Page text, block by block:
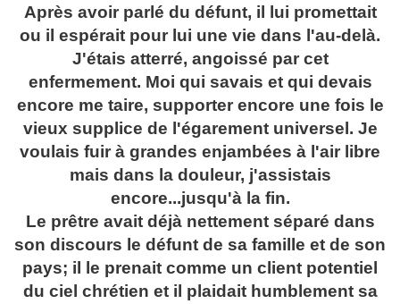
Après avoir parlé du défunt, il lui promettait
ou il espérait pour lui une vie dans l'au-delà.
J'étais atterré, angoissé par cet
enfermement. Moi qui savais et qui devais
encore me taire, supporter encore une fois le
vieux supplice de l'égarement universel. Je
voulais fuir à grandes enjambées à l'air libre
mais dans la douleur, j'assistais
encore...jusqu'à la fin.
Le prêtre avait déjà nettement séparé dans
son discours le défunt de sa famille et de son
pays; il le prenait comme un client potentiel
du ciel chrétien et il plaidait humblement sa